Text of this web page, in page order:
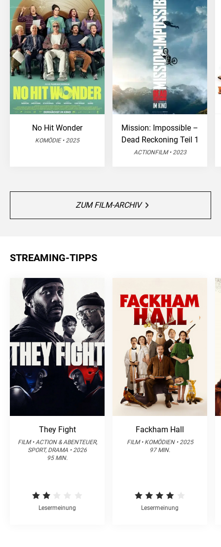
No Hit Wonder
KOMÖDIE • 2025
Mission: Impossible –
Dead Reckoning Teil 1
ACTIONFILM • 2023
ZUM FILM-ARCHIV
STREAMING-TIPPS
They Fight
FILM • ACTION & ABENTEUER,
SPORT, DRAMA • 2026
95 MIN.
Lesermeinung
Fackham Hall
FILM • KOMÖDIEN • 2025
97 MIN.
Lesermeinung